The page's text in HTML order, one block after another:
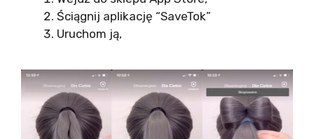
Ściągnij aplikację “SaveTok”
Uruchom ją,